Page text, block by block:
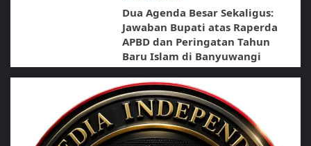
Dua Agenda Besar Sekaligus:
Jawaban Bupati atas Raperda
APBD dan Peringatan Tahun
Baru Islam di Banyuwangi